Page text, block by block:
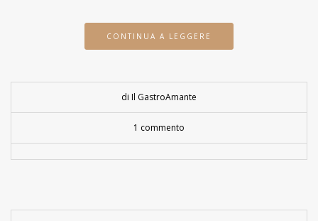
CONTINUA A LEGGERE
di Il GastroAmante
1 commento